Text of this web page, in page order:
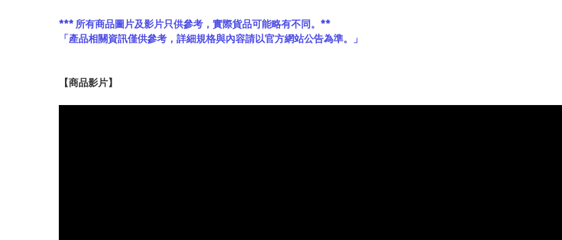
*** 所有商品圖片及影片只供參考，實際貨品可能略有不同。**
「產品相關資訊僅供參考，詳細規格與內容請以官方網站公告為準。」
【商品影片】